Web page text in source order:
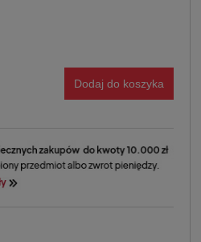
Dodaj do koszyka